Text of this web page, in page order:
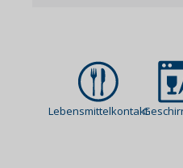
Lebensmittelkontakt